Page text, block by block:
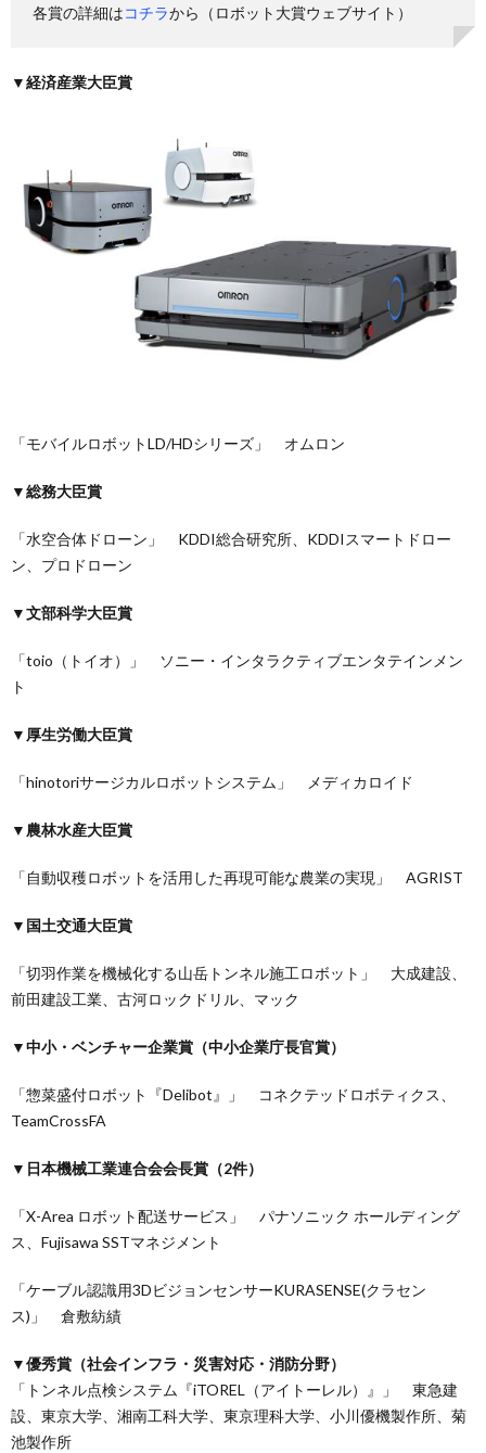
各賞の詳細はコチラから（ロボット大賞ウェブサイト）
▼経済産業大臣賞
「モバイルロボットLD/HDシリーズ」 オムロン
▼総務大臣賞
「水空合体ドローン」 KDDI総合研究所、KDDIスマートドロー
ン、プロドローン
▼文部科学大臣賞
「toio（トイオ）」 ソニー・インタラクティブエンタテインメン
ト
▼厚生労働大臣賞
「hinotoriサージカルロボットシステム」 メディカロイド
▼農林水産大臣賞
「自動収穫ロボットを活用した再現可能な農業の実現」 AGRIST
▼国土交通大臣賞
「切羽作業を機械化する山岳トンネル施工ロボット」 大成建設、
前田建設工業、古河ロックドリル、マック
▼中小・ベンチャー企業賞（中小企業庁長官賞）
「惣菜盛付ロボット『Delibot』」 コネクテッドロボティクス、
TeamCrossFA
▼日本機械工業連合会会長賞（2件）
「X-Area ロボット配送サービス」 パナソニック ホールディング
ス、Fujisawa SSTマネジメント
「ケーブル認識用3DビジョンセンサーKURASENSE(クラセン
ス)」 倉敷紡績
▼優秀賞（社会インフラ・災害対応・消防分野）
「トンネル点検システム『iTOREL（アイトーレル）』」 東急建
設、東京大学、湘南工科大学、東京理科大学、小川優機製作所、菊
池製作所